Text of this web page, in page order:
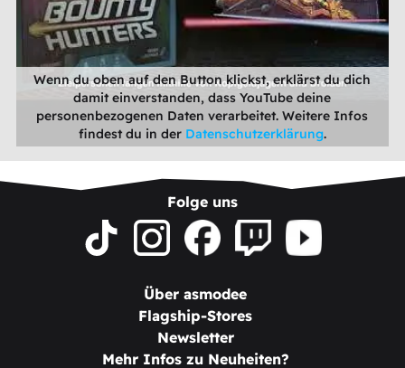
Wenn du oben auf den Button klickst, erklärst du dich
damit einverstanden, dass YouTube deine
personenbezogenen Daten verarbeitet. Weitere Infos
findest du in der Datenschutzerklärung.
Folge uns
Über asmodee
Flagship-Stores
Newsletter
Mehr Infos zu Neuheiten?